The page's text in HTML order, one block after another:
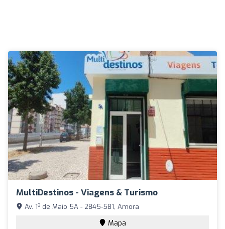
MultiDestinos - Viagens & Turismo
Av. 1º de Maio 5A - 2845-581, Amora
Mapa